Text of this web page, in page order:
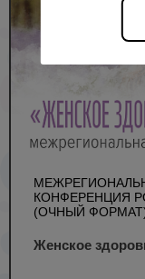
КОНФЕРЕНЦИЯ
(ОЧНЫЙ
Женское